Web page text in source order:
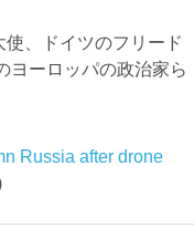
、ドイツのフリード
ヨーロッパの政治家ら
Russia after drone